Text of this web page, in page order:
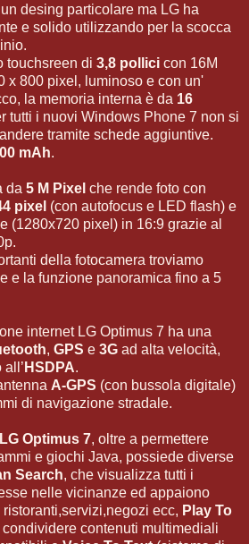
desing particolare ma LG ha
e solido utilizzando per la scocca
touchsreen di 3,8 pollici con 16M
x 800 pixel, luminoso e con un'
la memoria interna è da 16
tutti i nuovi Windows Phone 7 non si
tramite schede aggiuntive.
mAh.
da 5 M Pixel che rende foto con
pixel (con autofocus e LED flash) e
(1280x720 pixel) in 16:9 grazie al
della fotocamera troviamo
e la funzione panoramica fino a 5
internet LG Optimus 7 ha una
, GPS e 3G ad alta velocità,
HSDPA.
A-GPS (con bussola digitale)
di navigazione stradale.
LG Optimus 7, oltre a permettere
e giochi Java, possiede diverse
Search, che visualizza tutti i
nelle vicinanze ed appaiono
ecc, Play To
contenuti multimediali